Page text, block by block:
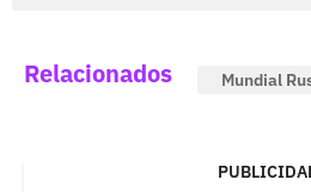
Relacionados Mundial